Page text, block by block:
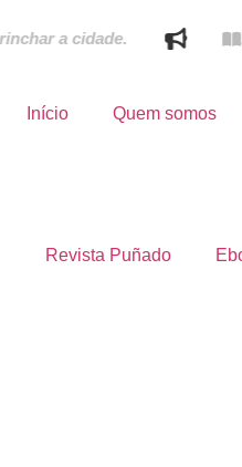
cidade. Ave
Início Quem somos
Revista Puñado